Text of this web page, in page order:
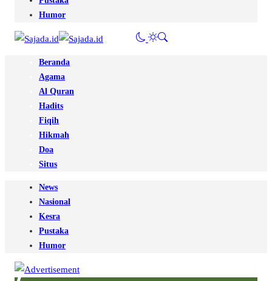
Humor
Beranda
Agama
Al Quran
Hadits
Fiqih
Hikmah
Doa
Situs
News
Nasional
Kesra
Pustaka
Humor